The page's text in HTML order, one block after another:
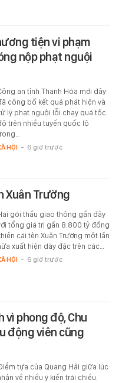
tiện vi phạm
nộp phạt nguội
an tỉnh Thanh Hóa mới đây
công bố kết quả phát hiện và
lý phạt nguội lỗi chạy quá tốc
trên nhiều tuyến quốc lộ
HỘI - 6 giờ trước
Xuân Trường
gói thầu giao thông gần đây
tổng giá trị gần 8.800 tỷ đồng
cái tên Xuân Trường một lần
xuất hiện dày đặc trên các…
HỘI - 6 giờ trước
vì phong độ, Chu
động viên cũng
tựa của Quang Hải giữa lúc
về nhiều ý kiến trái chiều.